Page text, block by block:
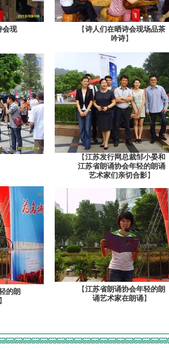
会现
【诗人们在晒诗会现场品茶
吟诗】
【江苏发行网总裁邹小晏和
江苏省朗诵协会年轻的朗诵
艺术家们亲切合影】
的朗
】
【江苏省朗诵协会年轻的朗
诵艺术家在朗诵】